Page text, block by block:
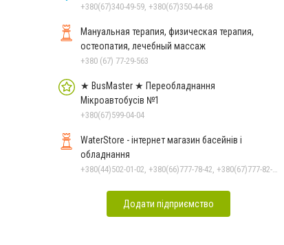
+380(67)340-49-59, +380(67)350-44-68
Мануальная терапия, физическая терапия,
остеопатия, лечебный массаж
+380 (67) 77-29-563
★ BusMaster ★ Переобладнання
Мікроавтобусів №1
+380(67)599-04-04
WaterStore - інтернет магазин басейнів і
обладнання
Додати підприємство